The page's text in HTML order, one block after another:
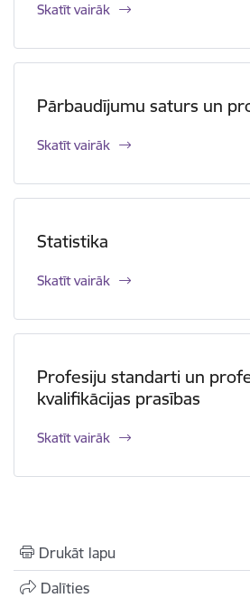
Skatīt vairāk
Pārbaudījumu saturs un
Skatīt vairāk
Statistika
Skatīt vairāk
Profesiju standarti un
kvalifikācijas prasības
Skatīt vairāk
Drukāt lapu
Dalīties